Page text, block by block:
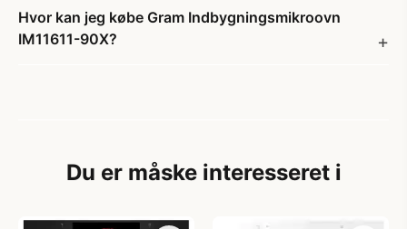
Hvor kan jeg købe Gram Indbygningsmikroovn
IM11611-90X?
Du er måske interesseret i